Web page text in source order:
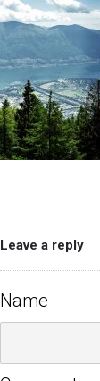
Leave a reply
Name